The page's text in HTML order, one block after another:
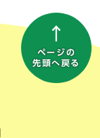
ページの
先頭へ戻る